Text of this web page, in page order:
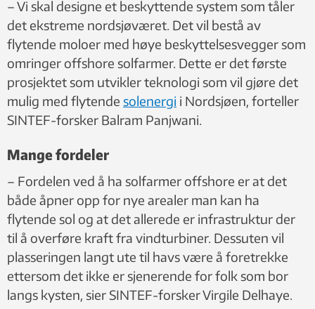
– Vi skal designe et beskyttende system som tåler
det ekstreme nordsjøværet. Det vil bestå av
flytende moloer med høye beskyttelsesvegger som
omringer offshore solfarmer. Dette er det første
prosjektet som utvikler teknologi som vil gjøre det
mulig med flytende solenergi i Nordsjøen, forteller
SINTEF-forsker Balram Panjwani.
Mange fordeler
– Fordelen ved å ha solfarmer offshore er at det
både åpner opp for nye arealer man kan ha
flytende sol og at det allerede er infrastruktur der
til å overføre kraft fra vindturbiner. Dessuten vil
plasseringen langt ute til havs være å foretrekke
ettersom det ikke er sjenerende for folk som bor
langs kysten, sier SINTEF-forsker Virgile Delhaye.